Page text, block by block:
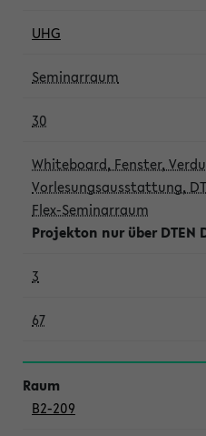
UHG
Seminarraum
30
Whiteboard, Fenster,
Vorlesungsausstattung,
Flex-Seminarraum
Projekton nur über DTEN
3
67
B2-209